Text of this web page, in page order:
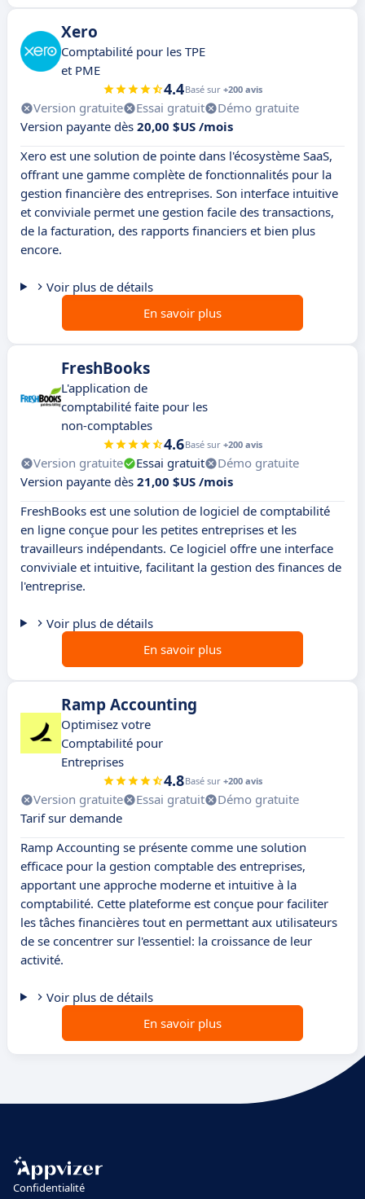
Xero
Comptabilité pour les TPE
et PME
4.4Basé sur +200 avis
Version gratuite Essai gratuit
Démo gratuite
Version payante dès 20,00 $US /mois
Xero est une solution de pointe dans l'écosystème SaaS,
offrant une gamme complète de fonctionnalités pour la
gestion financière des entreprises. Son interface intuitive
et conviviale permet une gestion facile des transactions,
de la facturation, des rapports financiers et bien plus
encore.
Voir plus de détails
En savoir plus
FreshBooks
L'application de
comptabilité faite pour les
non-comptables
4.6Basé sur +200 avis
Version gratuite Essai gratuit
Démo gratuite
Version payante dès 21,00 $US /mois
FreshBooks est une solution de logiciel de comptabilité
en ligne conçue pour les petites entreprises et les
travailleurs indépendants. Ce logiciel offre une interface
conviviale et intuitive, facilitant la gestion des finances de
l'entreprise.
Voir plus de détails
En savoir plus
Ramp Accounting
Optimisez votre
Comptabilité pour
Entreprises
4.8Basé sur +200 avis
Version gratuite Essai gratuit
Démo gratuite
Tarif sur demande
Ramp Accounting se présente comme une solution
efficace pour la gestion comptable des entreprises,
apportant une approche moderne et intuitive à la
comptabilité. Cette plateforme est conçue pour faciliter
les tâches financières tout en permettant aux utilisateurs
de se concentrer sur l'essentiel: la croissance de leur
activité.
Voir plus de détails
En savoir plus
Confidentialité